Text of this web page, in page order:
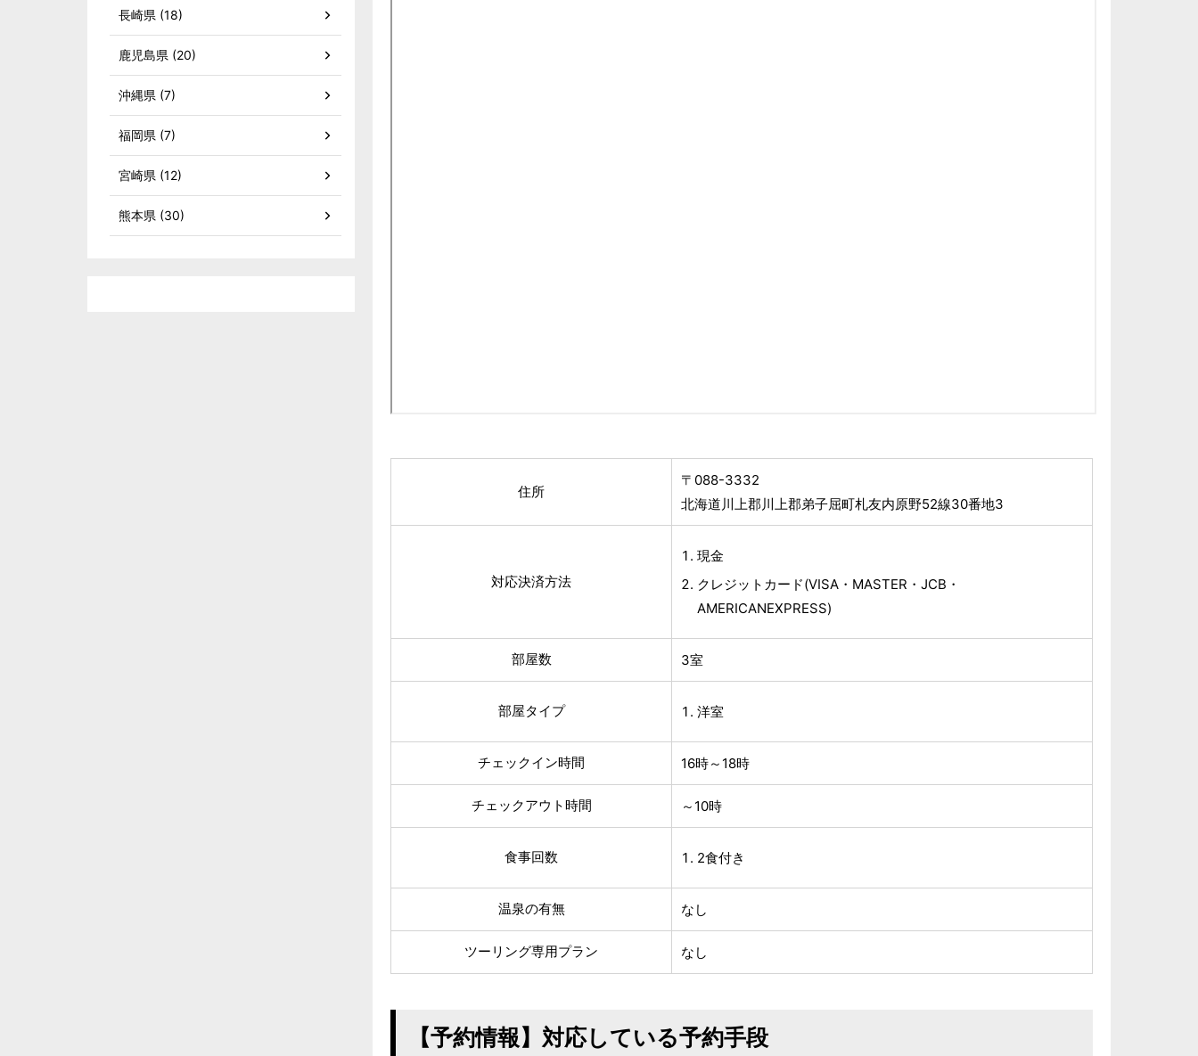
住所
〒088-3332
北海道川上郡川上郡弟子屈町札友内原野52線30番地3
対応決済方法
現金
クレジットカード(VISA・MASTER・JCB・
AMERICANEXPRESS)
部屋数 3室
部屋タイプ 洋室
チェックイン時間 16時～18時
チェックアウト時間 ～10時
食事回数 2食付き
温泉の有無 なし
ツーリング専用プラン なし
【予約情報】対応している予約手段
長崎県 (18)
鹿児島県 (20)
沖縄県 (7)
福岡県 (7)
宮崎県 (12)
熊本県 (30)